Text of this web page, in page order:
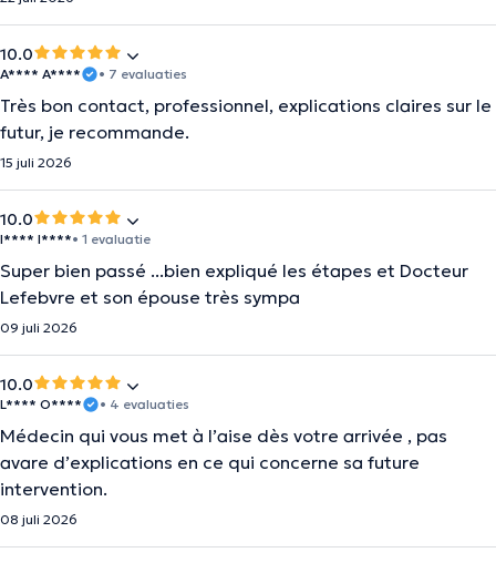
10.0
A**** A**** • 7 evaluaties
Très bon contact, professionnel, explications claires sur le
futur, je recommande.
15 juli 2026
10.0
I**** I****• 1 evaluatie
Super bien passé ...bien expliqué les étapes et Docteur
Lefebvre et son épouse très sympa
09 juli 2026
10.0
L**** O**** • 4 evaluaties
Médecin qui vous met à l’aise dès votre arrivée , pas
avare d’explications en ce qui concerne sa future
intervention.
08 juli 2026